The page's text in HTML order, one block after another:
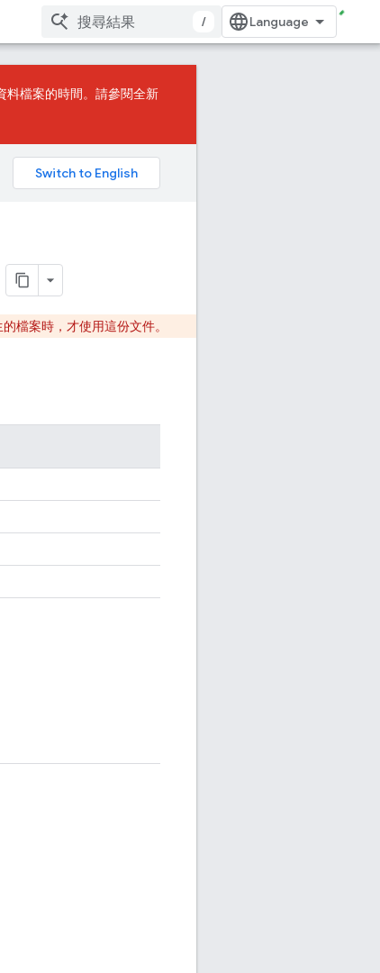
/
料檔案的時間。請參閱全新
檔案時，才使用這份文件。